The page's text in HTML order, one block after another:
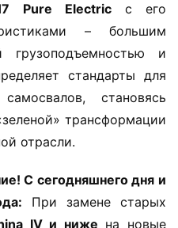
Pure Electric​​ с его
– большим
грузоподъемностью и
стандарты для
становясь
трансформации
отрасли.
С сегодняшнего дня и
​ При замене старых
IV и ниже​ ​ на новые